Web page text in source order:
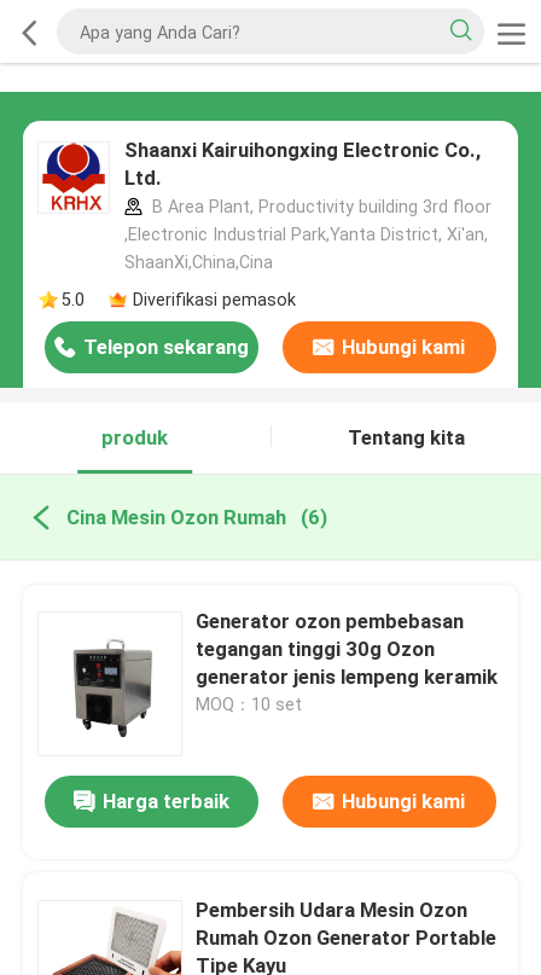
Shaanxi Kairuihongxing Electronic Co.,
Ltd.
B Area Plant, Productivity building 3rd floor
,Electronic Industrial Park,Yanta District, Xi'an,
ShaanXi,China,Cina
5.0
Diverifikasi pemasok
Telepon sekarang Hubungi kami
produk Tentang kita
Cina Mesin Ozon Rumah (6)
Generator ozon pembebasan
tegangan tinggi 30g Ozon
generator jenis lempeng keramik
MOQ：10 set
Harga terbaik Hubungi kami
Pembersih Udara Mesin Ozon
Rumah Ozon Generator Portable
Tipe Kayu